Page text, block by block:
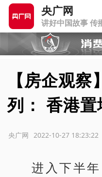
央广网
讲好中国故事 传
【房企观
列： 香港
2022-10-27 18:23:22
央广网
进入下半